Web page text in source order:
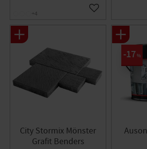
Lägg till i favoriter
+4
City Stormix Mönster
Grafit Benders
17 %